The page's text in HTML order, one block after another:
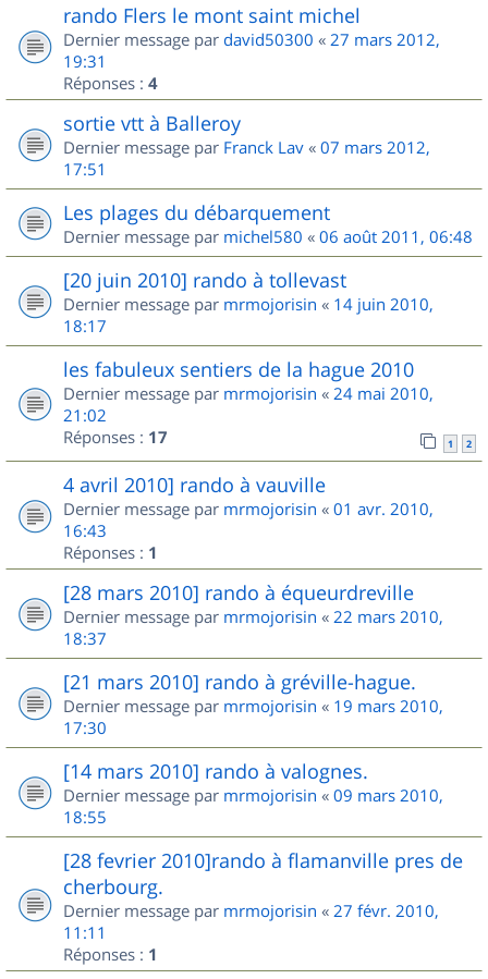
rando Flers le mont saint michel
Dernier message par david50300 « 27 mars 2012,
19:31
Réponses : 4
sortie vtt à Balleroy
Dernier message par Franck Lav « 07 mars 2012,
17:51
Les plages du débarquement
Dernier message par michel580 « 06 août 2011, 06:48
[20 juin 2010] rando à tollevast
Dernier message par mrmojorisin « 14 juin 2010,
18:17
les fabuleux sentiers de la hague 2010
Dernier message par mrmojorisin « 24 mai 2010,
21:02
Réponses : 17 1 2
4 avril 2010] rando à vauville
Dernier message par mrmojorisin « 01 avr. 2010,
16:43
Réponses : 1
[28 mars 2010] rando à équeurdreville
Dernier message par mrmojorisin « 22 mars 2010,
18:37
[21 mars 2010] rando à gréville-hague.
Dernier message par mrmojorisin « 19 mars 2010,
17:30
[14 mars 2010] rando à valognes.
Dernier message par mrmojorisin « 09 mars 2010,
18:55
[28 fevrier 2010]rando à flamanville pres de
cherbourg.
Dernier message par mrmojorisin « 27 févr. 2010,
11:11
Réponses : 1